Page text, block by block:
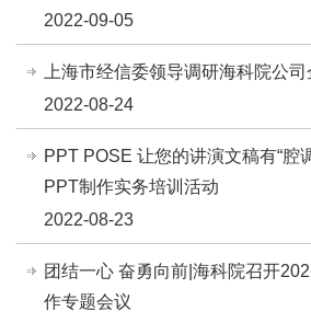
2022-09-05
上海市经信委领导调研海科院公
2022-08-24
PPT POSE 让您的讲演文稿有“
PPT制作实务培训活动
2022-08-23
团结一心 奋勇向前|海科院召开
作专题会议